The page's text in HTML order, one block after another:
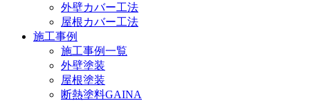
外壁カバー工法
屋根カバー工法
施工事例
施工事例一覧
外壁塗装
屋根塗装
断熱塗料GAINA